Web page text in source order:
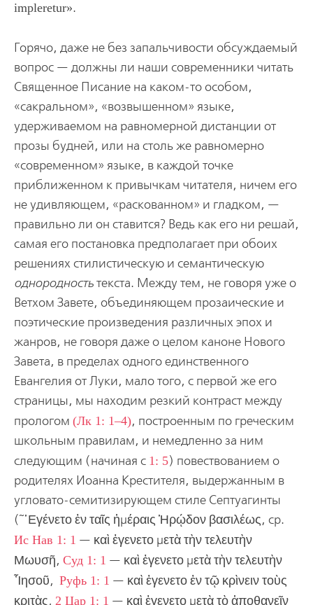
impleretur .
Горячо, даже не без запальчивости обсуждаемый
вопрос — должны ли наши современники читать
Священное Писание на каком-то особом,
«сакральном», «возвышенном» языке,
удерживаемом на равномерной дистанции от
прозы будней, или на столь же равномерно
«современном» языке, в каждой точке
приближенном к привычкам читателя, ничем его
не удивляющем, «раскованном» и гладком, —
правильно ли он ставится? Ведь как его ни решай,
самая его постановка предполагает при обоих
решениях стилистическую и семантическую
однородностьтекста. Между тем, не говоря уже о
Ветхом Завете, объединяющем прозаические и
поэтические произведения различных эпох и
жанров, не говоря даже о целом каноне Нового
Завета, в пределах одного единственно­го
Евангелия от Луки, мало того, с первой же его
страницы, мы находим резкий контраст между
прологом (Лк 1: 1–4), построенным по греческим
школьным правилам, и немедленно за ним
следующим (начиная с 1: 5) повествованием о
родителях Иоанна Крестителя, выдержанным в
угловато-семитизирующем стиле Септуагинты
(῀῾Εγένετο ἐν ταῖς ἡμέραις Ἡρῴδον βασιλέως, ср.
Ис Нав 1: 1 — καὶ ἐγενετο μετὰ τὴν τελευτὴν
Μωυσῆ, Суд 1: 1 — καὶ ἐγενετο μετὰ τὴν τελευτὴν
Ἷησοῦ, Руфь 1: 1 — καὶ ἐγενετο ἐν τῷ κρὶνειν τοὺς
κριτὰς, 2 Цар 1: 1 — καὶ ἐγενετο μετὰ τὸ ἀποθανεῖν